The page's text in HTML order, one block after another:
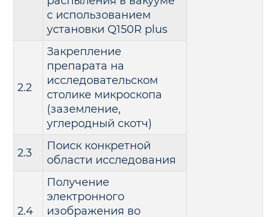
с использованием
установки Q150R plus
2.2
Закрепление
препарата на
исследовательском
столике микроскопа
(заземление,
углеродный скотч)
2.3
Поиск конкретной
области исследования
2.4
Получение
электронного
изображения во